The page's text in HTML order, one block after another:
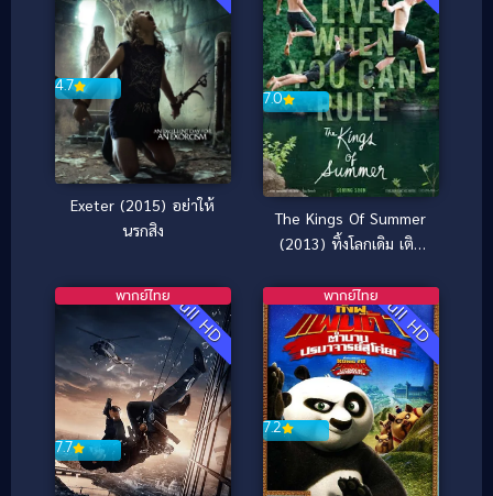
4.7
Exeter (2015) อย่าให้
นรกสิง
7.0
The Kings Of Summer
(2013) ทิ้งโลกเดิม เติม
Full HD
7.7
พากย์ไทย Full HD
7.2
พากย์ไทย